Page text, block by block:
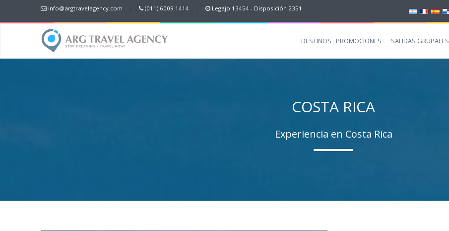
info@argtravelagency.com (011) 6009 1414 Legajo 13454 - Disposición 2351
DESTINOS PROMOCIONES SALIDAS GRUPALES
COSTA RICA
Experiencia en Costa Rica